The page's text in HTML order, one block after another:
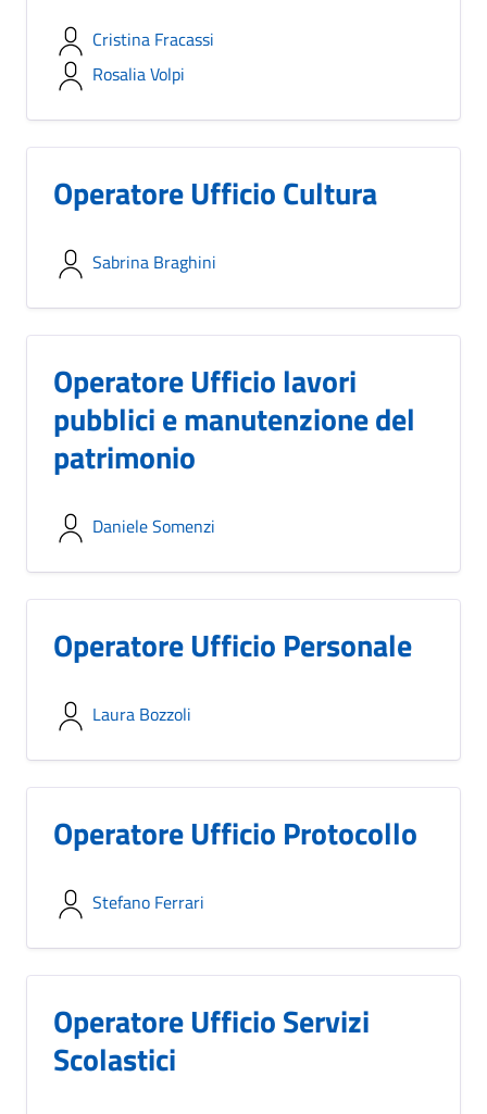
Cristina Fracassi
Rosalia Volpi
Operatore Ufficio Cultura
Sabrina Braghini
Operatore Ufficio lavori
pubblici e manutenzione del
patrimonio
Daniele Somenzi
Operatore Ufficio Personale
Laura Bozzoli
Operatore Ufficio Protocollo
Stefano Ferrari
Operatore Ufficio Servizi
Scolastici